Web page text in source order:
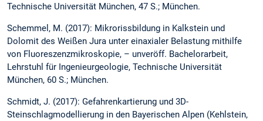
Technische Universität München, 47 S.; München.
Schemmel, M. (2017): Mikrorissbildung in Kalkstein und
Dolomit des Weißen Jura unter einaxialer Belastung mithilfe
von Fluoreszenzmikroskopie, – unveröff. Bachelorarbeit,
Lehrstuhl für Ingenieurgeologie, Technische Universität
München, 60 S.; München.
Schmidt, J. (2017): Gefahrenkartierung und 3D-
Steinschlagmodellierung in den Bayerischen Alpen (Kehlstein,